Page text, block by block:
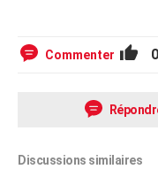
Commenter 0
Discussions similaires